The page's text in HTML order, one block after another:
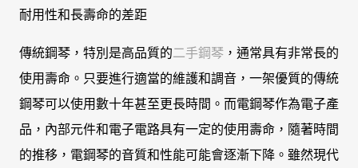
耐用性和長壽命的差距
傳統鋼琴，特別是高品質的二手鋼琴 ，通常具有非常長的
使用壽命。只要進行適當的維護和調音，一架優質的傳統
鋼琴可以使用數十年甚至更長時間。而電鋼琴作為電子產
品，內部元件和電子電路具有一定的使用壽命，隨著時間
的推移，電鋼琴的音質和性能可能會逐漸下降。雖然現代